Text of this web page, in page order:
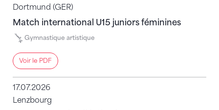
Dortmund (GER)
Match international U15 juniors féminines
Gymnastique artistique
Voir le PDF
17.07.2026
Lenzbourg